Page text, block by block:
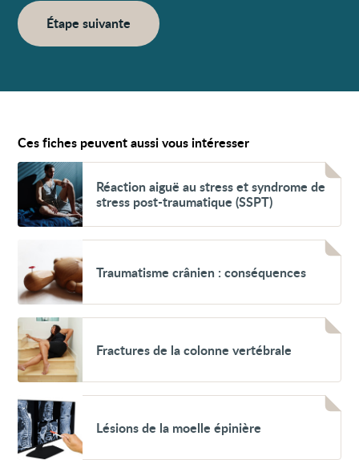
Étape suivante
Ces fiches peuvent aussi vous intéresser
Voir
Réaction
aiguë
au
stress
stress
post-
traumatique
(SSPT)
Réaction aiguë au stress et syndrome de
stress post-traumatique (SSPT)
Traumatisme
crânien
conséquences
Traumatisme crânien : conséquences
Voir
Fractures
de
la
colonne
Fractures de la colonne vertébrale
Voir
Lésions
de
la
moelle
Lésions de la moelle épinière